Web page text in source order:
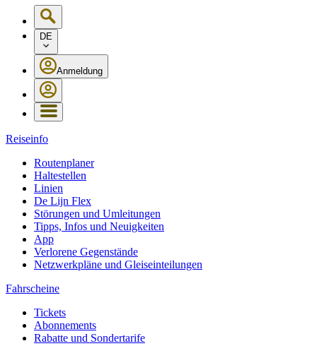
DE
Anmeldung
Reiseinfo
Routenplaner
Haltestellen
Linien
De Lijn Flex
Störungen und Umleitungen
Tipps, Infos und Neuigkeiten
App
Verlorene Gegenstände
Netzwerkpläne und Gleiseinteilungen
Fahrscheine
Tickets
Abonnements
Rabatte und Sondertarife